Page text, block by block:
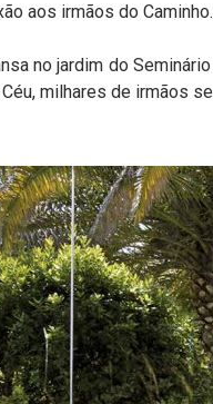
aos irmãos do
no jardim do Seminário
milhares de irmãos